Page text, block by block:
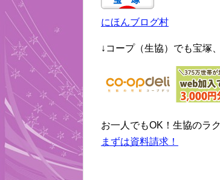
にほんブログ村
↓コープ（生協）でも宝塚
お一人でもOK！生協のラ
まずは資料請求！